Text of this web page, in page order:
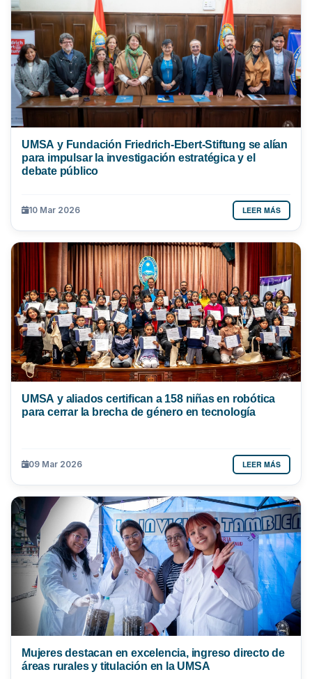
UMSA y Fundación Friedrich-Ebert-Stiftung se alían
para impulsar la investigación estratégica y el
debate público
10 Mar 2026 LEER MÁS
UMSA y aliados certifican a 158 niñas en robótica
para cerrar la brecha de género en tecnología
09 Mar 2026 LEER MÁS
Mujeres destacan en excelencia, ingreso directo de
áreas rurales y titulación en la UMSA